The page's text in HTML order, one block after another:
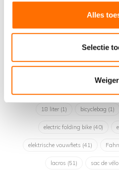
Alles
Selectie
Vouwfiets opbergtas voor
beschikb..
18 liter (1) bicyclebag (1)
electric folding bike (40)
elektrische vouwfiets (41)
lacros (51) sac de vélo